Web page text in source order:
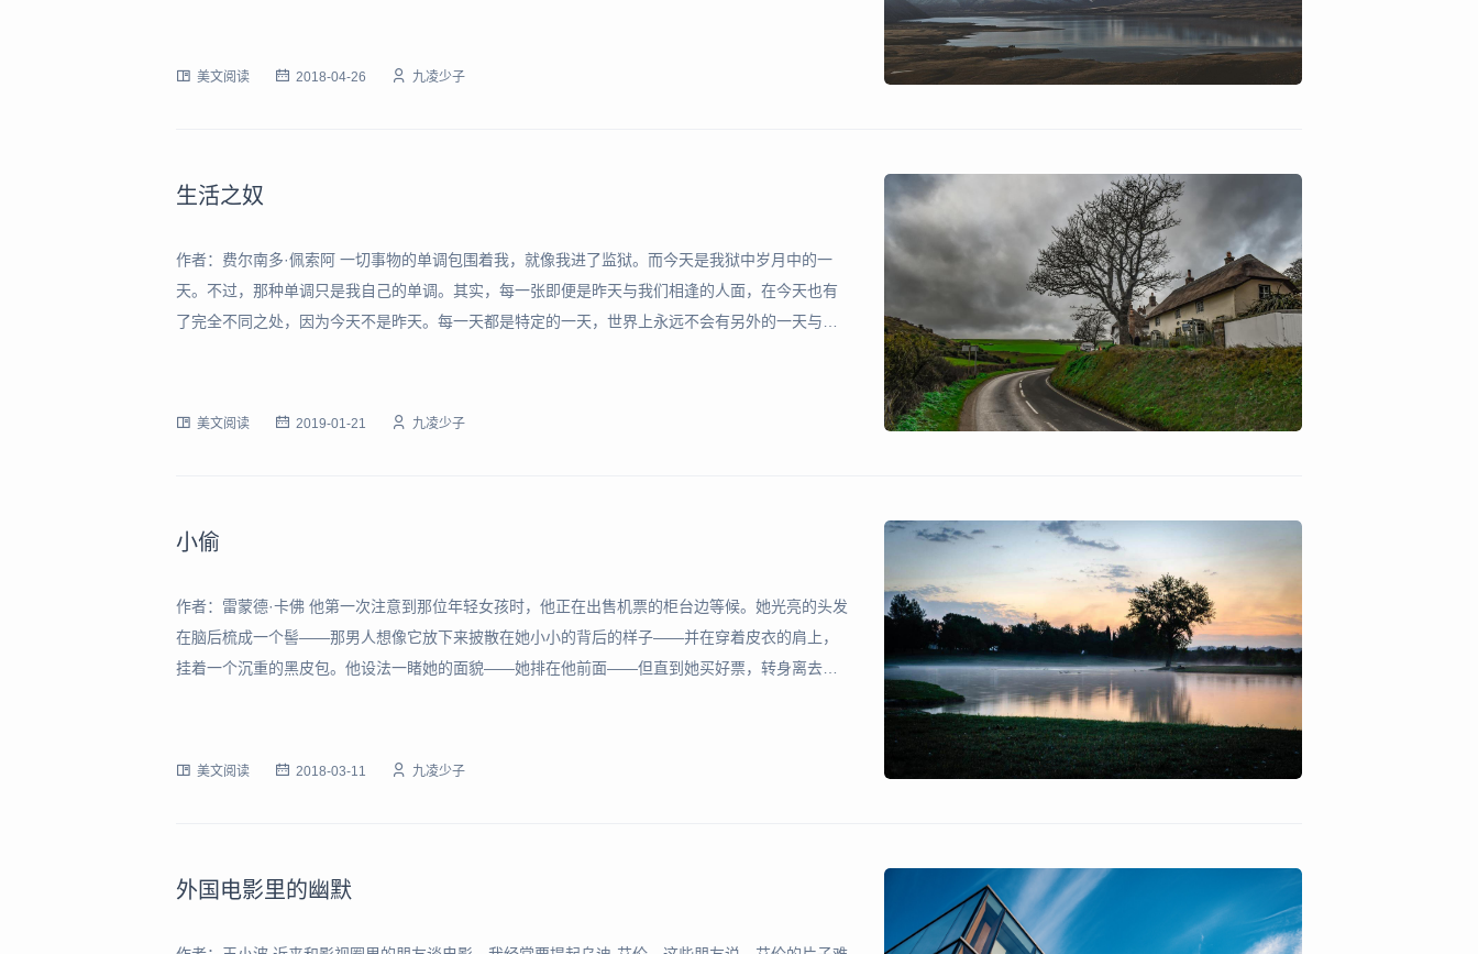
美文阅读 2018-04-26 九凌少子
生活之奴
作者：费尔南多·佩索阿 一切事物的单调包围着我，就像我进了监狱。而今天是我狱中岁月中的一
天。不过，那种单调只是我自己的单调。其实，每一张即便是昨天与我们相逢的人面，在今天也有
了完全不同之处，因为今天不是昨天。每一天都是特定的一天，世界上永远不会有另外的一天与之
美文阅读 2019-01-21 九凌少子
小偷
作者：雷蒙德·卡佛 他第一次注意到那位年轻女孩时，他正在出售机票的柜台边等候。她光亮的头发
在脑后梳成一个髻——那男人想像它放下来披散在她小小的背后的样子——并在穿着皮衣的肩上，
挂着一个沉重的黑皮包。他设法一睹她的面貌——她排在他前面——但直到她买好票，转身离去
美文阅读 2018-03-11 九凌少子
外国电影里的幽默